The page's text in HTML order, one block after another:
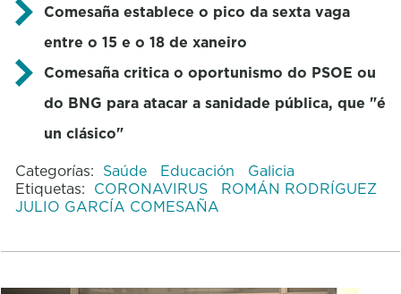
Comesaña establece o pico da sexta vaga
entre o 15 e o 18 de xaneiro
Comesaña critica o oportunismo do PSOE ou
do BNG para atacar a sanidade pública, que "é
un clásico"
Categorías: Saúde Educación
Galicia
Etiquetas: CORONAVIRUS
ROMÁN RODRÍGUEZ
JULIO GARCÍA COMESAÑA